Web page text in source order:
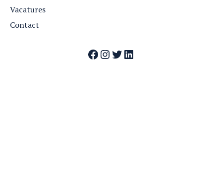
Vacatures
Contact
Facebook
Instagram
Twitter
LinkedIn